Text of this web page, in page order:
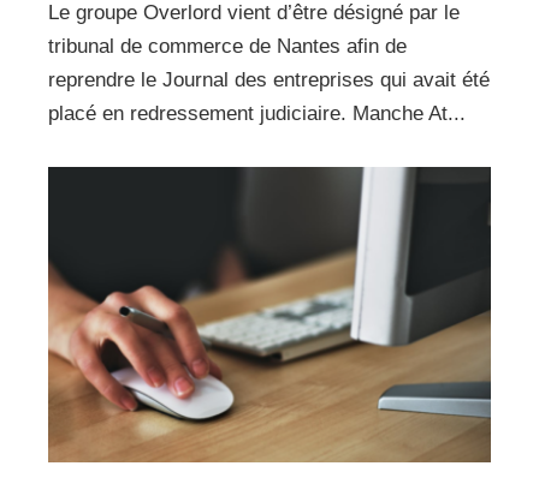
Le groupe Overlord vient d’être désigné par le
tribunal de commerce de Nantes afin de
reprendre le Journal des entreprises qui avait été
placé en redressement judiciaire. Manche At...